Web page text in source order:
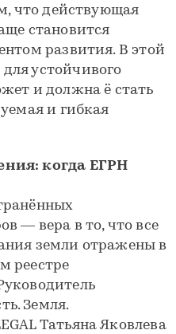
что действующая
становится
развития. В этой
устойчивого
и должна ё стать
и гибкая
когда ЕГРН
— вера в то, что все
земли отражены в
реестре
Земля.
Татьяна Яковлева